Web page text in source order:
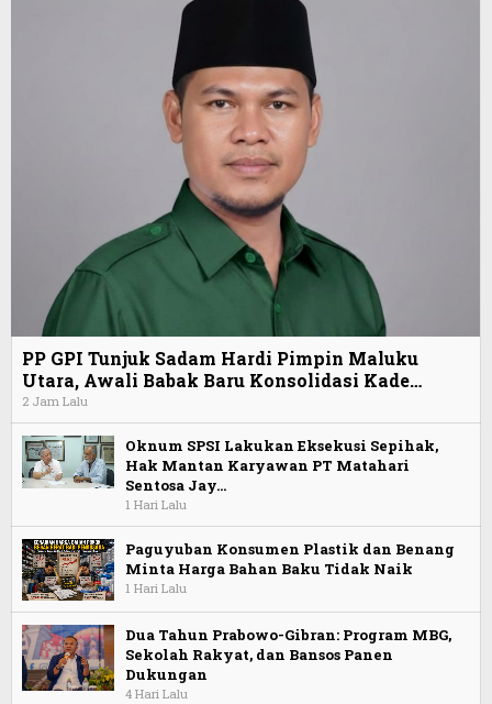
PP GPI Tunjuk Sadam Hardi Pimpin Maluku
Utara, Awali Babak Baru Konsolidasi Kade…
2 Jam Lalu
Oknum SPSI Lakukan Eksekusi Sepihak,
Hak Mantan Karyawan PT Matahari
Sentosa Jay…
1 Hari Lalu
Paguyuban Konsumen Plastik dan Benang
Minta Harga Bahan Baku Tidak Naik
1 Hari Lalu
Dua Tahun Prabowo-Gibran: Program MBG,
Sekolah Rakyat, dan Bansos Panen
Dukungan
4 Hari Lalu